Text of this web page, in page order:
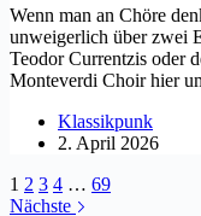
Wenn man an Chöre
unweigerlich über zwei
Teodor Currentzis oder
Monteverdi Choir hier
Klassikpunk
2. April 2026
1 2 3 4 … 69
Nächste